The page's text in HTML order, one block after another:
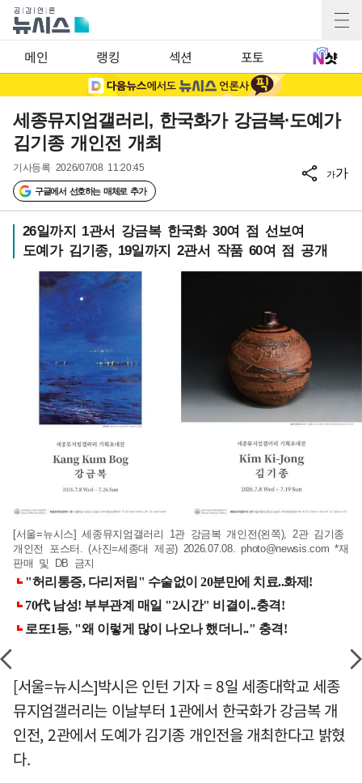
메인 랭킹 섹션 포토
세종뮤지엄갤러리, 한국화가 강금복·도예가
김기종 개인전 개최
기사등록 2026/07/08 11:20:45
구글에서 선호하는 매체로 추가
가가
26일까지 1관서 강금복 한국화 30여 점 선보여
도예가 김기종, 19일까지 2관서 작품 60여 점 공개
[서울=뉴시스] 세종뮤지엄갤러리 1관 강금복 개인전(왼쪽), 2관 김기종
개인전 포스터. (사진=세종대 제공) 2026.07.08.photo@newsis.com *재
판매 및 DB 금지
[서울=뉴시스]박시은 인턴 기자 = 8일 세종대학교 세종
뮤지엄갤러리는 이날부터 1관에서 한국화가 강금복 개
인전, 2관에서 도예가 김기종 개인전을 개최한다고 밝혔
다.